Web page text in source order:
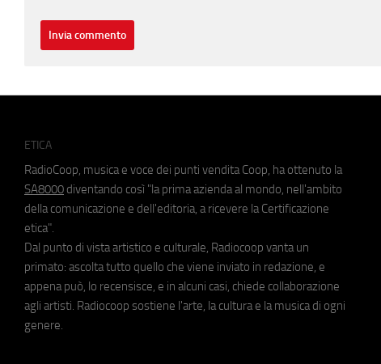
ETICA
RadioCoop, musica e voce dei punti vendita Coop, ha ottenuto la
SA8000 diventando così "la prima azienda al mondo, nell'ambito
della comunicazione e dell'editoria, a ricevere la Certificazione
etica".
Dal punto di vista artistico e culturale, Radiocoop vanta un
primato: ascolta tutto quello che viene inviato in redazione, e
appena può, lo recensisce, e in alcuni casi, chiede collaborazione
agli artisti. Radiocoop sostiene l'arte, la cultura e la musica di ogni
genere.